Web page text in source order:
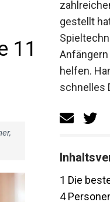
11
gestellt
Anfängern
helfen.
schnelles
Die
4 Personen